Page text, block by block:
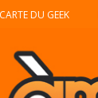
DU GEEK